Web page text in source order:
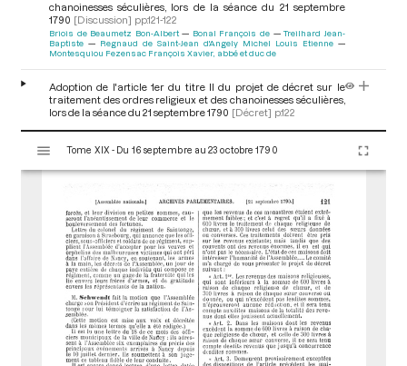
chanoinesses séculières, lors de la séance du 21 septembre
1790 [Discussion] pp.121-122
Briois de Beaumetz Bon-Albert Bonal François de
Treilhard Jean-
Baptiste
Regnaud de Saint-Jean d'Angely Michel Louis Etienne
Montesquiou Fezensac François Xavier, abbé et duc de
Adoption de l'article 1er du titre II du projet de décret sur le
traitement des ordres religieux et des chanoinesses séculières,
lors de la séance du 21 septembre 1790 [Décret] p.122
s
Tome XIX - Du 16 septembre au 23 octobre 1790